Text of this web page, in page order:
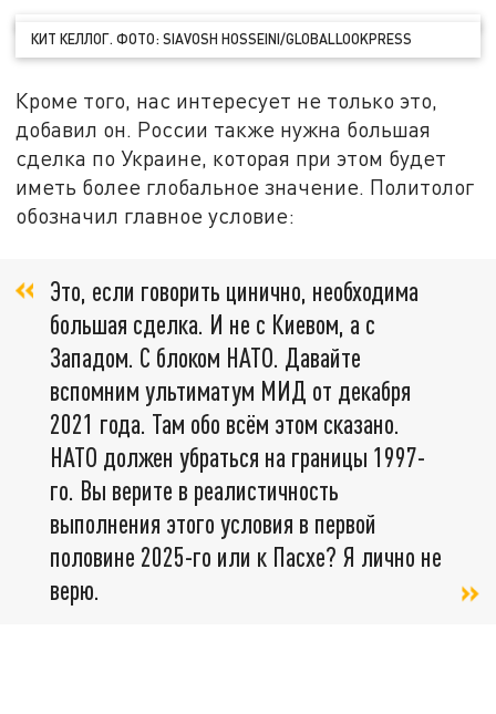
КИТ КЕЛЛОГ. ФОТО: SIAVOSH HOSSEINI/GLOBALLOOKPRESS
Кроме того, нас интересует не только это,
добавил он. России также нужна большая
сделка по Украине, которая при этом будет
иметь более глобальное значение. Политолог
обозначил главное условие:
Это, если говорить цинично, необходима
большая сделка. И не с Киевом, а с
Западом. С блоком НАТО. Давайте
вспомним ультиматум МИД от декабря
2021 года. Там обо всём этом сказано.
НАТО должен убраться на границы 1997-
го. Вы верите в реалистичность
выполнения этого условия в первой
половине 2025-го или к Пасхе? Я лично не
верю.